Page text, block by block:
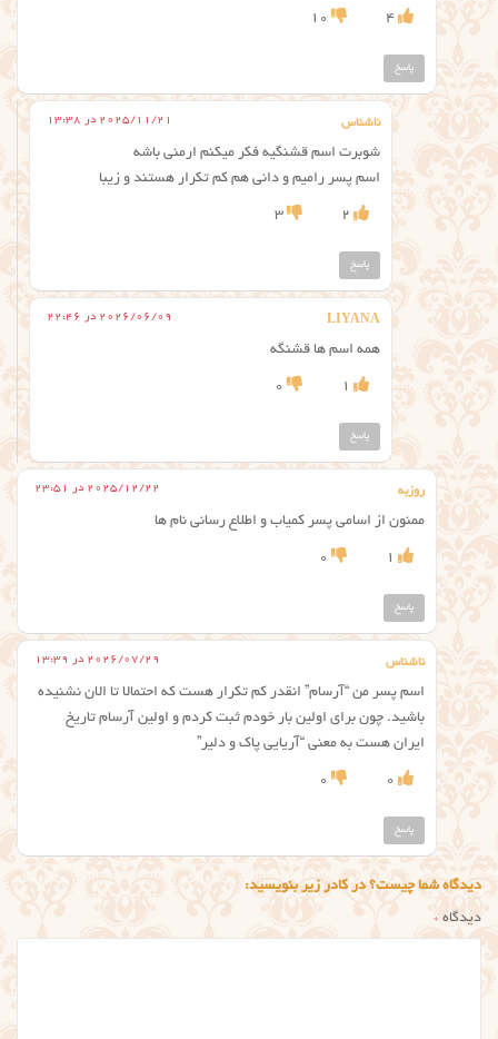
4
10
پاسخ
ناشناس 2025/11/21 در 13:38
شوبرت اسم قشنگیه فکر میکنم ارمنی باشه
اسم پسر رامیم و دانی هم کم تکرار هستند و زیبا
2
3
پاسخ
LIYANA 2026/06/09 در 22:46
همه اسم ها قشنگه
1
0
پاسخ
روزبه 2025/12/22 در 23:51
ممنون از اسامی پسر کمیاب و اطلاع رسانی نام‌ ها
1
0
پاسخ
ناشناس 2026/07/29 در 13:39
اسم پسر من “آرسام” انقدر کم تکرار هست که احتمالا تا الان نشنیده
باشید. چون برای اولین بار خودم ثبت کردم و اولین آرسام تاریخ
ایران هست به معنی “آریایی پاک و دلیر”
0
0
پاسخ
دیدگاه شما چیست؟ در کادر زیر بنویسید:
دیدگاه*